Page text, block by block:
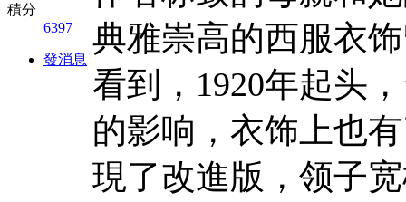
積分
6397
發消息
典雅崇高的西服衣
看到，1920年起头
的影响，衣饰上也
現了改進版，领子